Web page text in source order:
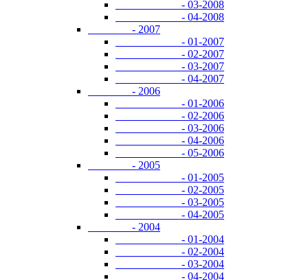
- 03-2008
- 04-2008
- 2007
- 01-2007
- 02-2007
- 03-2007
- 04-2007
- 2006
- 01-2006
- 02-2006
- 03-2006
- 04-2006
- 05-2006
- 2005
- 01-2005
- 02-2005
- 03-2005
- 04-2005
- 2004
- 01-2004
- 02-2004
- 03-2004
- 04-2004